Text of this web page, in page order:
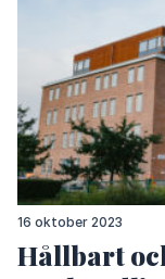
16 oktober 2023
Hållbart